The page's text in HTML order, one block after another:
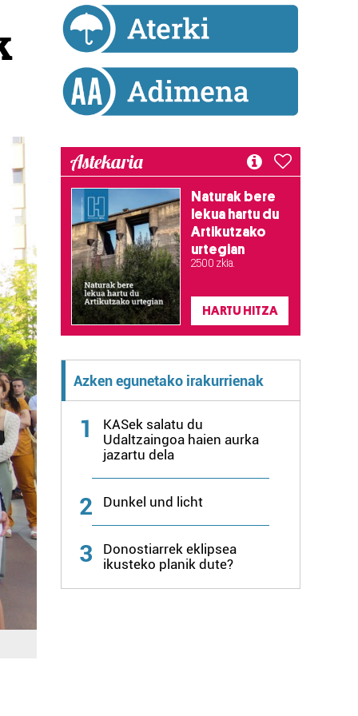
Astekaria
Naturak bere
lekua hartu du
Artikutzako
urtegian
2.500 zkia.
HARTU HITZA
Azken egunetako irakurrienak
1
KASek salatu du
Udaltzaingoa haien aurka
jazartu dela
2 Dunkel und licht
3
Donostiarrek eklipsea
ikusteko planik dute?